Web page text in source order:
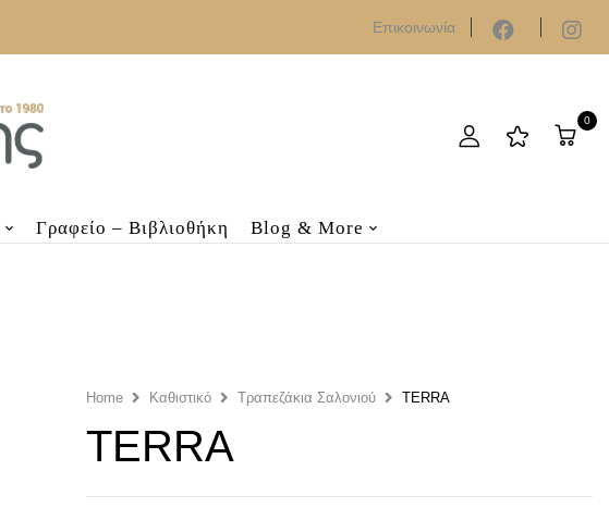
Επικοινωνία
0
Γραφείο – Βιβλιοθήκη Blog & More
Home Καθιστικό Τραπεζάκια Σαλονιού TERRA
TERRA